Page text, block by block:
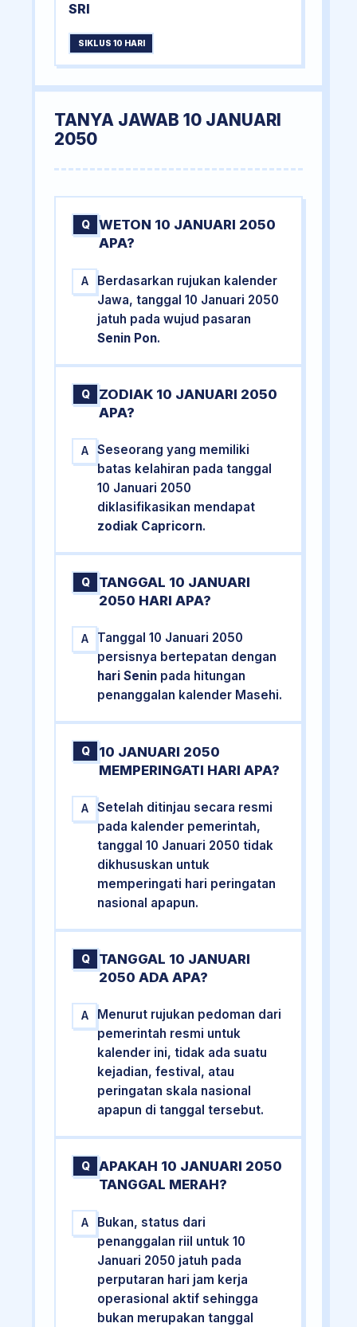
SRI
SIKLUS 10 HARI
TANYA JAWAB 10 JANUARI
2050
Q
WETON 10 JANUARI 2050
APA?
A
Berdasarkan rujukan kalender
Jawa, tanggal 10 Januari 2050
jatuh pada wujud pasaran
Senin Pon.
Q
ZODIAK 10 JANUARI 2050
APA?
A
Seseorang yang memiliki
batas kelahiran pada tanggal
10 Januari 2050
diklasifikasikan mendapat
zodiak Capricorn.
Q
TANGGAL 10 JANUARI
2050 HARI APA?
A
Tanggal 10 Januari 2050
persisnya bertepatan dengan
hari Senin pada hitungan
penanggalan kalender Masehi.
Q
10 JANUARI 2050
MEMPERINGATI HARI APA?
A
Setelah ditinjau secara resmi
pada kalender pemerintah,
tanggal 10 Januari 2050 tidak
dikhususkan untuk
memperingati hari peringatan
nasional apapun.
Q
TANGGAL 10 JANUARI
2050 ADA APA?
A
Menurut rujukan pedoman dari
pemerintah resmi untuk
kalender ini, tidak ada suatu
kejadian, festival, atau
peringatan skala nasional
apapun di tanggal tersebut.
Q
APAKAH 10 JANUARI 2050
TANGGAL MERAH?
A
Bukan, status dari
penanggalan riil untuk 10
Januari 2050 jatuh pada
perputaran hari jam kerja
operasional aktif sehingga
bukan merupakan tanggal